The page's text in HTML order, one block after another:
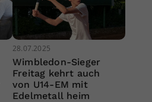
28.07.2025
Wimbledon-Sieger
Freitag kehrt auch
von U14-EM mit
Edelmetall heim